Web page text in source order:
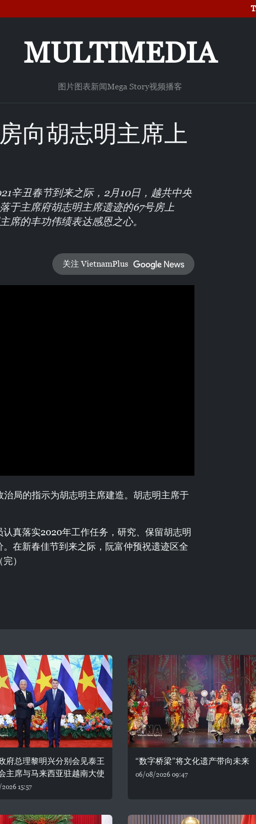
MULTIMEDIA
图片图表新闻Mega Story视频播客
向胡志明主席上
辛丑春节到来之际，2月10日，越共中央
于主席府胡志明主席遗迹的67号房上
席的丰功伟绩表达感恩之心。
关注 VietnamPlus
局的指示为胡志明主席建造。胡志明主席于
真落实2020年工作任务，研究、保留胡志明
在新春佳节到来之际，阮富仲预祝遗迹区全
）
府总理黎明兴分别会见泰王
主席与马来西亚驻越南大使
15:57
“数字桥梁”将文化遗产带向未来
06/08/2026 09:47